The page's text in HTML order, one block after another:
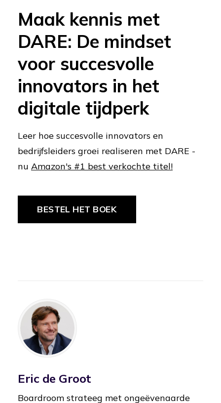
Maak kennis met
DARE: De mindset
voor succesvolle
innovators in het
digitale tijdperk
Leer hoe succesvolle innovators en
bedrijfsleiders groei realiseren met DARE -
nu Amazon's #1 best verkochte titel!
BESTEL HET BOEK
Eric de Groot
Boardroom strateeg met ongeëvenaarde